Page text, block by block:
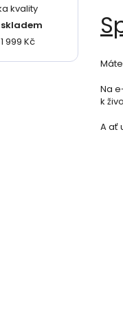
kvality
skladem
999 Kč
Na
k
A ať